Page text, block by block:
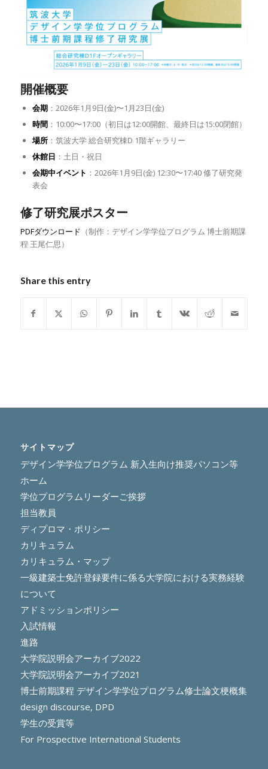
開催概要
会期：2026年1月9日(金)〜1月23日(金)
時間：10:00〜17:00（初日は12:00開館、最終日は15:00閉館）
場所：筑波大学 総合研究棟D 1階ギャラリー
休館日 ：土日・祝日
会期中イベント ：2026年1月9日(金) 12:30〜17:40 修了研究発
表会
修了研究展ポスター
PDFダウンロード （制作：デザイン学学位プログラム 博士前期課
程 王尾仁思）
Share this entry
サイトマップ
デザイン学学位プログラム 新入生向け推奨パソコン等
ホーム
学位プログラムリーダーご挨拶
担当教員
ディプロマ・ポリシー
カリキュラム
カリキュラム・マップ
一級建築士免許登録要件に係る大学院における実務経験
について
アドミッションポリシー
入試情報
進路
大学院説明会アーカイブ2022
大学院説明会アーカイブ2021
博士前期課程 デザイン学学位プログラム修士論文梗概集
design discourse, DPD
学生の受賞等
For Prospective International Students